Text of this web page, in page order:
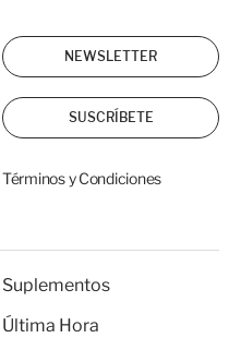
NEWSLETTER
SUSCRÍBETE
Términos y Condiciones
Suplementos
Última Hora